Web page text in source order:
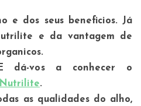
e dos seus beneficios. Já
e da vantagem de
dá-vos a conhecer o
.
as qualidades do alho,